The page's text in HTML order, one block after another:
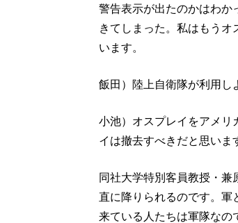
警告表示が出たのかはわか
きてしまった。私はもう
います。
飯田）陸上自衛隊が利用し
小池）オスプレイをアメリ
イは撤去すべきだと思いま
同社大学特別客員教授・
直に降りられるのです。軍
来ている人たちは軍隊なの